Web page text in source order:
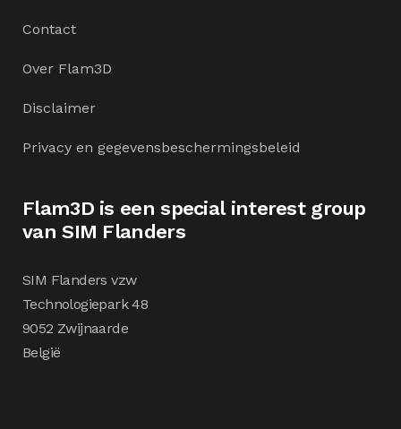
Contact
Over Flam3D
Disclaimer
Privacy en gegevensbeschermingsbeleid
Flam3D is een special interest group
van SIM Flanders
SIM Flanders vzw
Technologiepark 48
9052 Zwijnaarde
België